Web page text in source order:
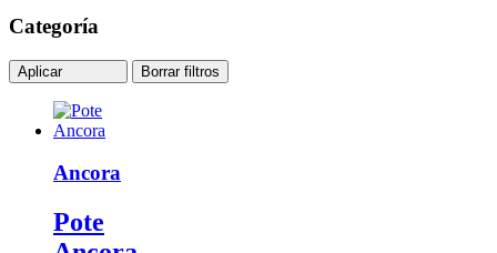
Categoría
Aplicar Borrar filtros
Ancora
Pote